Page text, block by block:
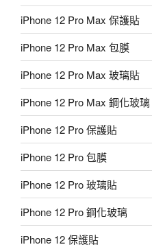
iPhone 12 Pro Max 保護貼
iPhone 12 Pro Max 包膜
iPhone 12 Pro Max 玻璃貼
iPhone 12 Pro Max 鋼化玻璃
iPhone 12 Pro 保護貼
iPhone 12 Pro 包膜
iPhone 12 Pro 玻璃貼
iPhone 12 Pro 鋼化玻璃
iPhone 12 保護貼